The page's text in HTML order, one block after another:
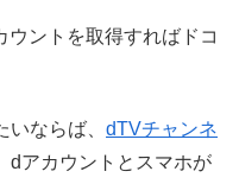
ウントを取得すればドコ
ならば、 dTVチャンネ
dアカウントとスマホが